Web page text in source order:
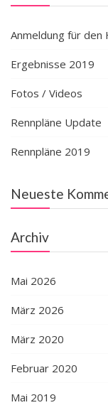
Anmeldung für den
Ergebnisse 2019
Fotos / Videos
Rennpläne Update
Rennpläne 2019
Neueste
Archiv
Mai 2026
März 2026
März 2020
Februar 2020
Mai 2019